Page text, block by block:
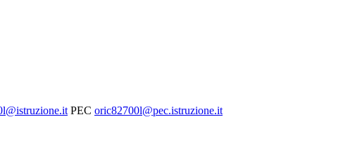
PEC oric82700l@pec.istruzione.it